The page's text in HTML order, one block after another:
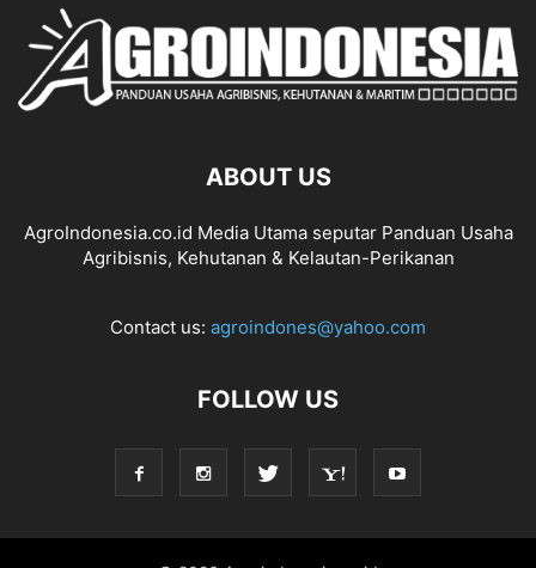
ABOUT US
AgroIndonesia.co.id Media Utama seputar Panduan Usaha
Agribisnis, Kehutanan & Kelautan-Perikanan
Contact us: agroindones@yahoo.com
FOLLOW US